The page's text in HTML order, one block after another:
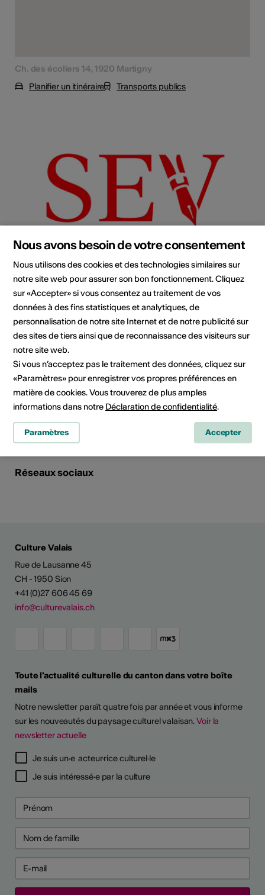
D'ARTISTES
Ch. des écoliers 14, 1920 Martigny
Planifier un itinéraire
Transports publics
Institution / organisation
La SEV Jeunes
Ch. des écoliers 14
1920 Martigny
E-Mail
Site Internet
Planifier un itinéraire
Transports publics
Réseaux sociaux
Culture Valais
Rue de Lausanne 45
CH - 1950 Sion
+41 (0)27 606 45 69
info@culturevalais.ch
Toute l'actualité culturelle du canton dans votre boîte
mails
Notre newsletter paraît quatre fois par année et vous informe
sur les nouveautés du paysage culturel valaisan.Voir la
newsletter actuelle
Je suis un·e acteur·rice culturel·le
Je suis intéressé·e par la culture
Nous avons besoin de votre consentement
Nous utilisons des cookies et des technologies similaires sur
notre site web pour assurer son bon fonctionnement. Cliquez
sur «Accepter» si vous consentez au traitement de vos
données à des fins statistiques et analytiques, de
personnalisation de notre site Internet et de notre publicité sur
des sites de tiers ainsi que de reconnaissance des visiteurs sur
notre site web.
Si vous n’acceptez pas le traitement des données, cliquez sur
«Paramètres» pour enregistrer vos propres préférences en
matière de cookies. Vous trouverez de plus amples
informations dans notre Déclaration de confidentialité.
Paramètres Accepter